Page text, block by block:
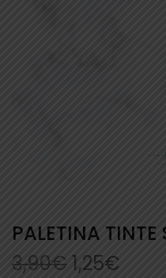
PALETINA TINTE
3,90€1,25€